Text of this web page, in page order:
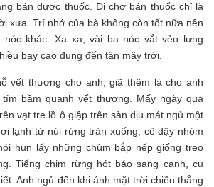
bán được thuốc. Đi chợ bán thuốc chỉ là
xưa. Trí nhớ của bà không còn tốt nữa nên
khác. Xa xa, vài ba nóc vắt vẻo lưng
bay cao đụng đến tận mây trời.
vết thương cho anh, giã thêm lá cho anh
bầm quanh vết thương. Mấy ngày qua
vạt tre lồ ô giập trên sàn dịu mát ngủ một
lạnh từ núi rừng tràn xuống, cô dậy nhóm
hun lấy những chùm bắp nếp giống treo
Tiếng chim rừng hót báo sang canh, cu
Anh ngủ đến khi ánh mặt trời chiếu thẳng